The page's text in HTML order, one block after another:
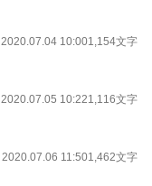
2020.07.04 10:001,154文字
2020.07.05 10:221,116文字
2020.07.06 11:501,462文字